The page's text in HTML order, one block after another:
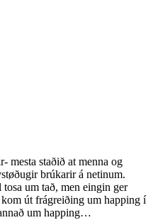
mesta staðið at menna og
brúkarir á netinum.
um tað, men eingin ger
út frágreiðing um happing í
um happing…